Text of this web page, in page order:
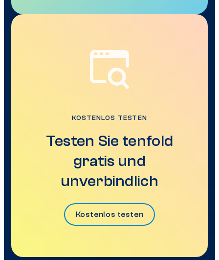
KOSTENLOS TESTEN
Testen Sie tenfold
gratis und
unverbindlich
Kostenlos testen